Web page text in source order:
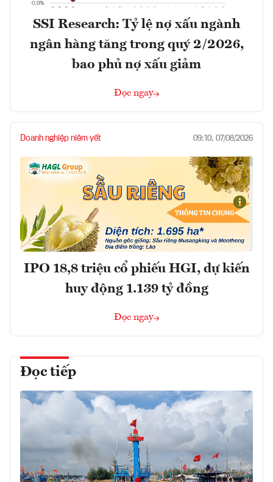
SSI Research: Tỷ lệ nợ xấu ngành
ngân hàng tăng trong quý 2/2026,
bao phủ nợ xấu giảm
Đọc ngay
Doanh nghiệp niêm yết 09:10, 07/08/2026
IPO 18,8 triệu cổ phiếu HGI, dự kiến
huy động 1.139 tỷ đồng
Đọc ngay
Đọc tiếp